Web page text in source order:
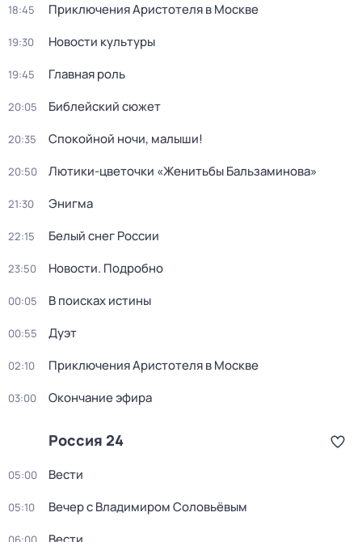
18:45 Приключения Аристотеля в Москве
19:30 Новости культуры
19:45 Главная роль
20:05 Библейский сюжет
20:35 Спокойной ночи, малыши!
20:50 Лютики-цветочки «Женитьбы Бальзаминова»
21:30 Энигма
22:15 Белый снег России
23:50 Новости. Подробно
00:05 В поисках истины
00:55 Дуэт
02:10 Приключения Аристотеля в Москве
03:00 Окончание эфира
Россия 24
05:00 Вести
05:10 Вечер с Владимиром Соловьёвым